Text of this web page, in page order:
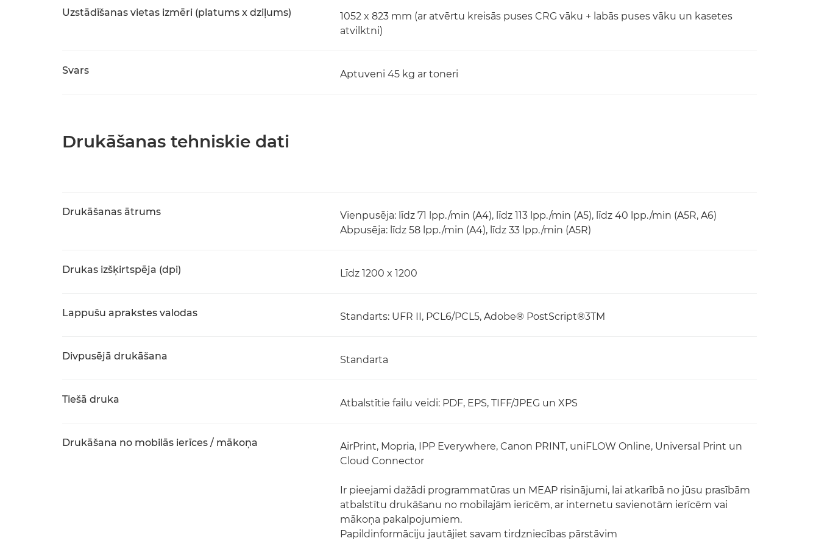
Uzstādīšanas vietas izmēri (platums x dziļums)
1052 x 823 mm (ar atvērtu kreisās puses CRG vāku + labās puses vāku un kasetes
atvilktni)
Svars Aptuveni 45 kg ar toneri
Drukāšanas tehniskie dati
Drukāšanas ātrums
Vienpusēja: līdz 71 lpp./min (A4), līdz 113 lpp./min (A5), līdz 40 lpp./min (A5R, A6)
Abpusēja: līdz 58 lpp./min (A4), līdz 33 lpp./min (A5R)
Drukas izšķirtspēja (dpi) Līdz 1200 x 1200
Lappušu aprakstes valodas Standarts: UFR II, PCL6/PCL5, Adobe® PostScript®3TM
Divpusējā drukāšana Standarta
Tiešā druka Atbalstītie failu veidi: PDF, EPS, TIFF/JPEG un XPS
Drukāšana no mobilās ierīces / mākoņa
AirPrint, Mopria, IPP Everywhere, Canon PRINT, uniFLOW Online, Universal Print un
Cloud Connector
Ir pieejami dažādi programmatūras un MEAP risinājumi, lai atkarībā no jūsu prasībām
atbalstītu drukāšanu no mobilajām ierīcēm, ar internetu savienotām ierīcēm vai
mākoņa pakalpojumiem.
Papildinformāciju jautājiet savam tirdzniecības pārstāvim